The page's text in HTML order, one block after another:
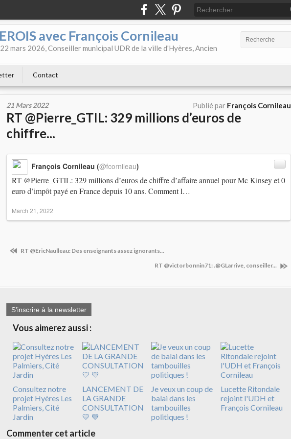
avec François Cornileau
mars 2026, Conseiller municipal UDR de la ville d'Hyères, Ancien
Contact
21 Mars 2022 Publié par François Cornileau
RT @Pierre_GTIL: 329 millions d’euros de
chiffre...
RT @Pierre_GTIL: 329 millions d’euros de chiffre d’affaire annuel pour Mc Kinsey et 0
euro d’impôt payé en France depuis 10 ans. Comment l…
François Cornileau (@fcornileau)
March 21, 2022
RT @EricNaulleau: Des enseignants assez ignorants...
RT @victorbonnin71: .@GLarrive, conseiller...
S'inscrire à la newsletter
Vous aimerez aussi :
Consultez notre
projet Hyères Les
Palmiers, Cité
Jardin
LANCEMENT DE
LA GRANDE
CONSULTATION
💛 💙
Je veux un coup de
balai dans les
tambouilles
politiques !
Lucette Ritondale
rejoint l'UDH et
François Cornileau
Commenter cet article